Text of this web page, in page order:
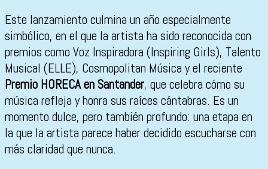
Este lanzamiento culmina un año especialmente
simbólico, en el que la artista ha sido reconocida con
premios como Voz Inspiradora (Inspiring Girls), Talento
Musical (ELLE), Cosmopolitan Música y el reciente
Premio HORECA en Santander, que celebra cómo su
música refleja y honra sus raíces cántabras. Es un
momento dulce, pero también profundo: una etapa en
la que la artista parece haber decidido escucharse con
más claridad que nunca.